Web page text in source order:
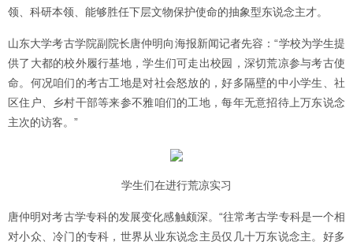
领、科研本领、能够胜任下层文物保护使命的抽象型东说念主才。
山东大学考古学院副院长唐仲明向海报新闻记者先容：“学校为学生提
供了大都的校外履行基地，学生们可走出校园，深切荒凉参与考古使
命。何况咱们的考古工地是对社会怒放的，好多隔壁的中小学生、社
区住户、乡村干部等来参不雅咱们的工地，每年无意招待上万东说念
主次的访客。”
学生们在进行荒凉实习
唐仲明对考古学专科的发展变化感触颇深。“往常考古学专科是一个相
对小众、冷门的专科，世界从业东说念主员仅几十万东说念主。好多